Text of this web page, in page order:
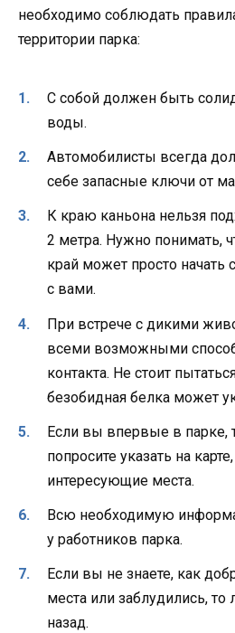
необходимо соблюдать
территории парка:
С собой должен быть
воды.
Автомобилисты всегда
себе запасные ключи от
К краю каньона нельзя
2 метра. Нужно понимать,
край может просто начать
с вами.
При встрече с дикими
всеми возможными
контакта. Не стоит
безобидная белка может
Если вы впервые в парке,
попросите указать на
интересующие места.
Всю необходимую
у работников парка.
Если вы не знаете, как
места или заблудились, то
назад.